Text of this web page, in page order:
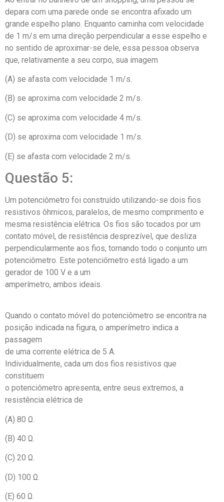
depara com uma parede onde se encontra afixado um
grande espelho plano. Enquanto caminha com velocidade
de 1 m/s em uma direção perpendicular a esse espelho e
no sentido de aproximar-se dele, essa pessoa observa
que, relativamente a seu corpo, sua imagem
(A) se afasta com velocidade 1 m/s.
(B) se aproxima com velocidade 2 m/s.
(C) se aproxima com velocidade 4 m/s.
(D) se aproxima com velocidade 1 m/s.
(E) se afasta com velocidade 2 m/s.
Questão 5:
Um potenciômetro foi construído utilizando-se dois fios
resistivos ôhmicos, paralelos, de mesmo comprimento e
mesma resistência elétrica. Os fios são tocados por um
contato móvel, de resistência desprezível, que desliza
perpendicularmente aos fios, tornando todo o conjunto um
potenciômetro. Este potenciômetro está ligado a um
gerador de 100 V e a um
amperímetro, ambos ideais.
Quando o contato móvel do potenciômetro se encontra na
posição indicada na figura, o amperímetro indica a
passagem
de uma corrente elétrica de 5 A.
Individualmente, cada um dos fios resistivos que
constituem
o potenciômetro apresenta, entre seus extremos, a
resistência elétrica de
(A) 80 Ω.
(B) 40 Ω.
(C) 20 Ω.
(D) 100 Ω.
(E) 60 Ω.